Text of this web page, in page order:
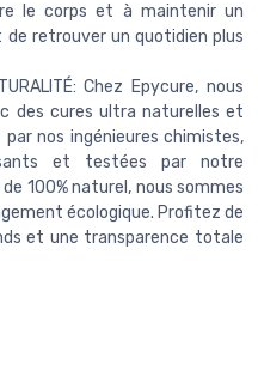
le corps et à maintenir un
de retrouver un quotidien plus
Chez Epycure, nous
des cures ultra naturelles et
nos ingénieures chimistes,
et testées par notre
100% naturel, nous sommes
écologique. Profitez de
et une transparence totale